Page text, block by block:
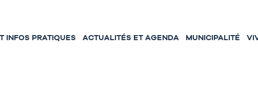
INFOS PRATIQUES ACTUALITÉS ET AGENDA MUNICIPALITÉ